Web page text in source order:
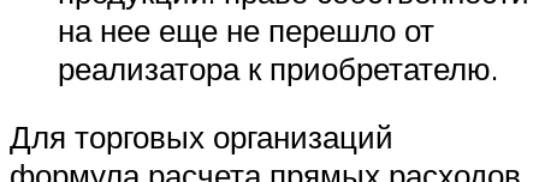
на нее еще не перешло от
реализатора к приобретателю.
Для торговых организаций